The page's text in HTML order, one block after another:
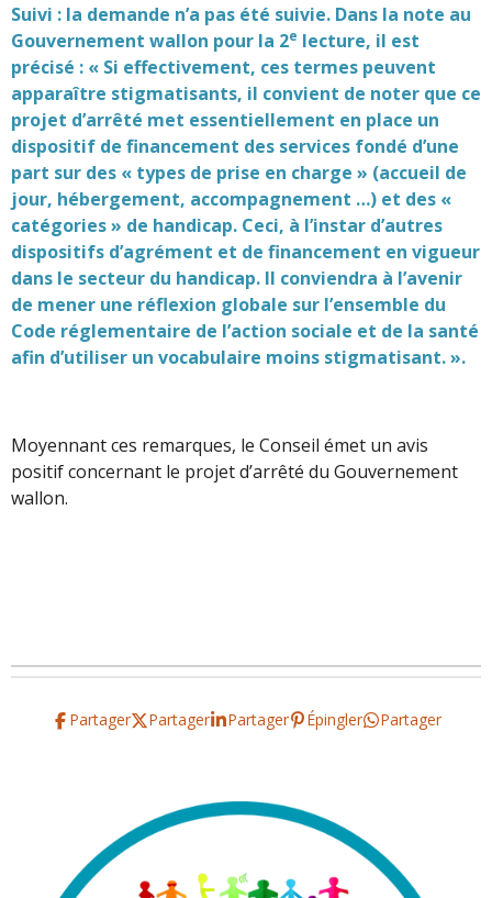
Suivi : la demande n’a pas été suivie. Dans la note au
Gouvernement wallon pour la 2e lecture, il est
précisé : « Si effectivement, ces termes peuvent
apparaître stigmatisants, il convient de noter que ce
projet d’arrêté met essentiellement en place un
dispositif de financement des services fondé d’une
part sur des « types de prise en charge » (accueil de
jour, hébergement, accompagnement …) et des «
catégories » de handicap. Ceci, à l’instar d’autres
dispositifs d’agrément et de financement en vigueur
dans le secteur du handicap. Il conviendra à l’avenir
de mener une réflexion globale sur l’ensemble du
Code réglementaire de l’action sociale et de la santé
afin d’utiliser un vocabulaire moins stigmatisant. ».
Moyennant ces remarques, le Conseil émet un avis
positif concernant le projet d’arrêté du Gouvernement
wallon.
Partager Partager Partager Épingler Partager